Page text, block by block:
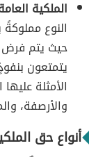
الملكية
النوع
حيث يتم فرض
يتمتعون
الأمثلة
والأرصفة،
أنواع حق